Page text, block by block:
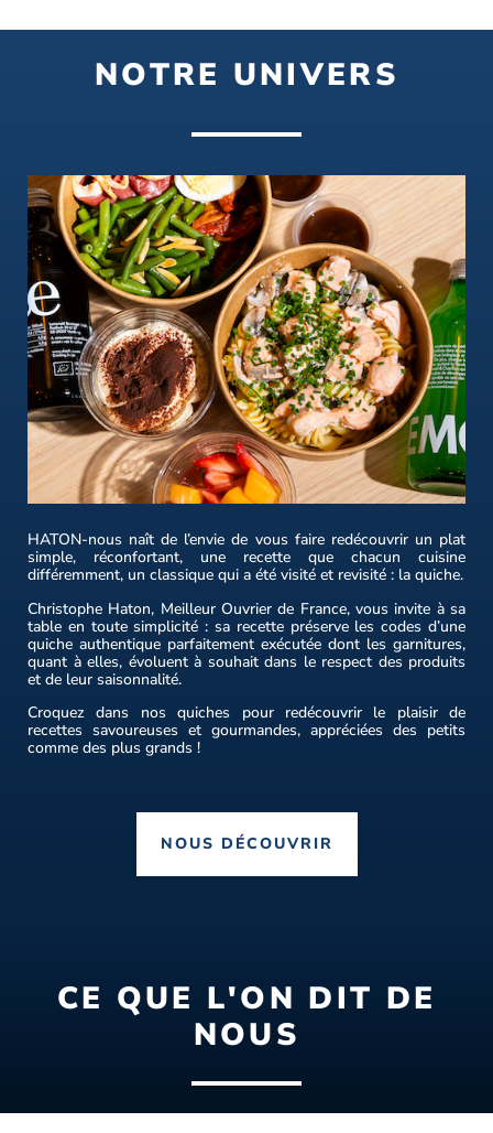
NOTRE UNIVERS
HATON-nous naît de l’envie de vous faire redécouvrir un plat
simple, réconfortant, une recette que chacun cuisine
différemment, un classique qui a été visité et revisité : la quiche.
Christophe Haton, Meilleur Ouvrier de France, vous invite à sa
table en toute simplicité : sa recette préserve les codes d’une
quiche authentique parfaitement exécutée dont les garnitures,
quant à elles, évoluent à souhait dans le respect des produits
et de leur saisonnalité.
Croquez dans nos quiches pour redécouvrir le plaisir de
recettes savoureuses et gourmandes, appréciées des petits
comme des plus grands !
NOUS DÉCOUVRIR
CE QUE L'ON DIT DE
NOUS